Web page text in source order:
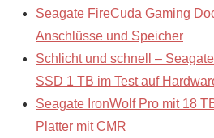
Seagate FireCuda Gaming
Anschlüsse und Speicher
Schlicht und schnell –
SSD 1 TB im Test auf
Seagate IronWolf Pro mit 18
Platter mit CMR